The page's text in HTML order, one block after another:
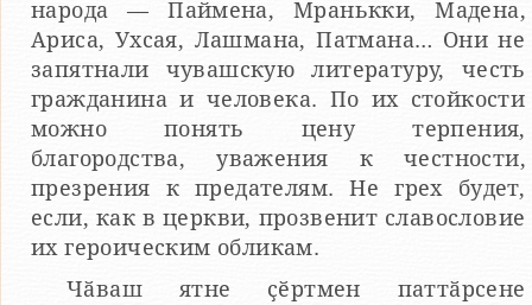
народа — Паймена, Мранькки, Мадена,
Ариса, Ухсая, Лашмана, Патмана… Они не
запятнали чувашскую литературу, честь
гражданина и человека. По их стойкости
можно понять цену терпения,
благородства, уважения к честности,
презрения к предателям. Не грех будет,
если, как в церкви, прозвенит славословие
их героическим обликам.
Чӑваш ятне ҫӗртмен паттӑрсене